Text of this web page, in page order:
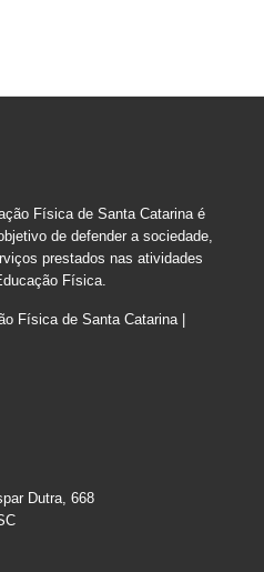
Física de Santa Catarina é
de defender a sociedade,
prestados nas atividades
Física.
Física de Santa Catarina |
Dutra, 668